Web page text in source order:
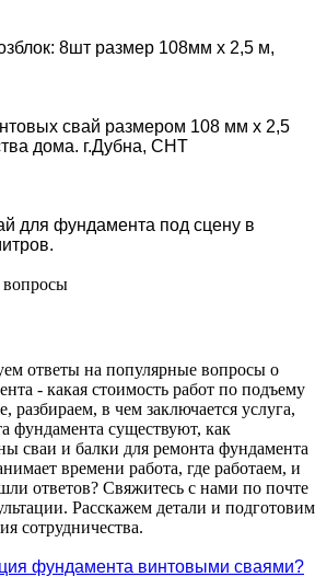
8шт размер 108мм х 2,5 м,
свай размером 108 мм х 2,5
дома. г.Дубна, СНТ
для фундамента под сцену в
ответы на популярные вопросы о
- какая стоимость работ по подъему
разбираем, в чем заключается услуга,
фундамента существуют, как
сваи и балки для ремонта фундамента
времени работа, где работаем, и
ответов? Свяжитесь с нами по почте
Расскажем детали и подготовим
сотрудничества.
фундамента винтовыми сваями?